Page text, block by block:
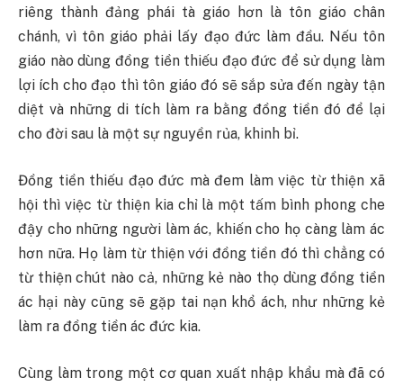
riêng thành đảng phái tà giáo hơn là tôn giáo chân
chánh, vì tôn giáo phải lấy đạo đức làm đầu. Nếu tôn
giáo nào dùng đồng tiền thiếu đạo đức để sử dụng làm
lợi ích cho đạo thì tôn giáo đó sẽ sắp sửa đến ngày tận
diệt và những di tích làm ra bằng đồng tiền đó để lại
cho đời sau là một sự nguyền rủa, khinh bỉ.
Đồng tiền thiếu đạo đức mà đem làm việc từ thiện xã
hội thì việc từ thiện kia chỉ là một tấm bình phong che
đậy cho những người làm ác, khiến cho họ càng làm ác
hơn nữa. Họ làm từ thiện với đồng tiền đó thì chẳng có
từ thiện chút nào cả, những kẻ nào thọ dùng đồng tiền
ác hại này cũng sẽ gặp tai nạn khổ ách, như những kẻ
làm ra đồng tiền ác đức kia.
Cùng làm trong một cơ quan xuất nhập khẩu mà đã có